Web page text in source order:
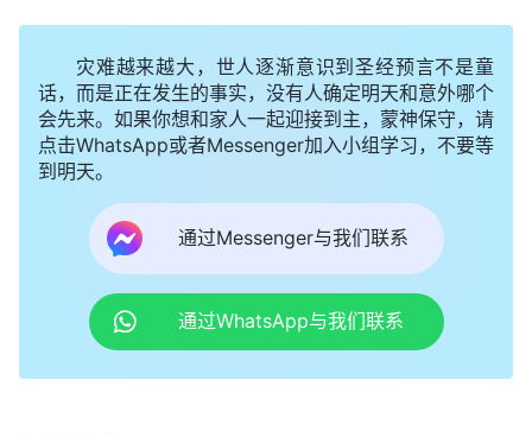
蒙拯救啊？
后来，我无意中又听到神话语诗歌《时间错过不
会再来》：“醒吧，弟兄！醒吧，姊妹！我的日子不
会耽延，时间就是生命，抓回时间就是抢救生命！时
间不会太远！你们考大学考不上，可以再一再二地补
习，可是我的日子不再耽延。记住！记住！这是我的
良言相劝。世界的结局已展现在你们眼前，大灾难马
上来临，你们的生命要紧，还是你们的睡觉、你们的
吃喝穿衣重要？都是掂量的时候啦！”《话・卷一 神
灾难越来越大，世人逐渐意识到圣经预言不是童
话，而是正在发生的事实，没有人确定明天和意外哪个
会先来。如果你想和家人一起迎接到主，蒙神保守，请
点击WhatsApp或者Messenger加入小组学习，不要等
到明天。
通过Messenger与我们联系
通过WhatsApp与我们联系